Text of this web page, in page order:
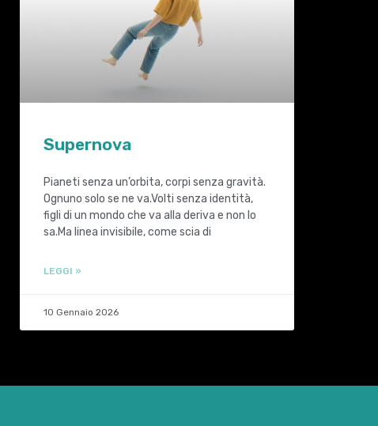
Supernova
Pianeti senza un’orbita, corpi senza gravità.
Ognuno solo se ne va.Volti senza identità,
figli di un mondo che va alla deriva e non lo
sa.Ma linea invisibile, come scia di
LEGGI »
10 Gennaio 2026